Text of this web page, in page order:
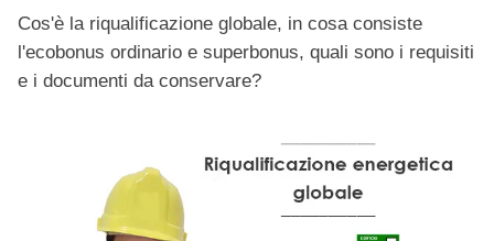
Cos'è la riqualificazione globale, in cosa consiste
l'ecobonus ordinario e superbonus, quali sono i requisiti
e i documenti da conservare?